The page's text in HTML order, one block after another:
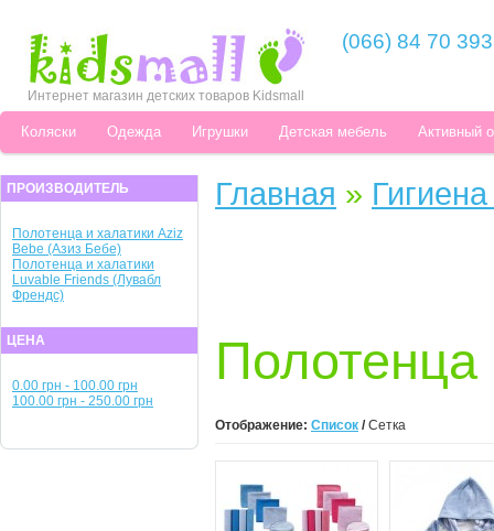
Интернет магазин детских товаров Kidsmall
(066) 84 70 393
Коляски Одежда Игрушки Детская мебель Активный
ПРОИЗВОДИТЕЛЬ
Полотенца и халатики Aziz
Bebe (Азиз Бебе)
Полотенца и халатики
Luvable Friends (Лувабл
Френдс)
ЦЕНА
0.00 грн - 100.00 грн
100.00 грн - 250.00 грн
Главная »
Полотенца
Отображение: Список /Сетка